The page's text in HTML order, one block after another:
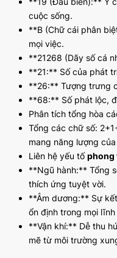
cuộc sống.
**B (Chữ cái phân
mọi việc.
**21268 (Dãy số cá
**21:** Số của phát
**26:** Tượng trưng
**68:** Số phát lộc,
Phân tích tổng hòa
Tổng các chữ số:
mang năng lượng
Liên hệ yếu tốphong
**Ngũ hành:** Tổng
thích ứng tuyệt vời.
**Âm dương:** Sự
ổn định trong mọi
**Vận khí:** Dễ thu
mẽ từ môi trường